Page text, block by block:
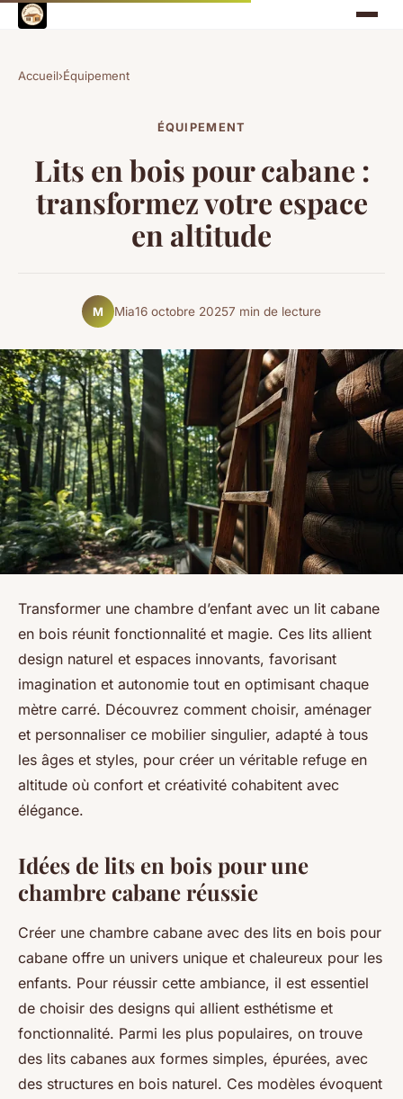
Accueil›Équipement
ÉQUIPEMENT
Lits en bois pour cabane :
transformez votre espace
en altitude
M Mia16 octobre 20257 min de lecture
Transformer une chambre d’enfant avec un lit cabane
en bois réunit fonctionnalité et magie. Ces lits allient
design naturel et espaces innovants, favorisant
imagination et autonomie tout en optimisant chaque
mètre carré. Découvrez comment choisir, aménager
et personnaliser ce mobilier singulier, adapté à tous
les âges et styles, pour créer un véritable refuge en
altitude où confort et créativité cohabitent avec
élégance.
Idées de lits en bois pour une
chambre cabane réussie
Créer une chambre cabane avec des lits en bois pour
cabane offre un univers unique et chaleureux pour les
enfants. Pour réussir cette ambiance, il est essentiel
de choisir des designs qui allient esthétisme et
fonctionnalité. Parmi les plus populaires, on trouve
des lits cabanes aux formes simples, épurées, avec
des structures en bois naturel. Ces modèles évoquent